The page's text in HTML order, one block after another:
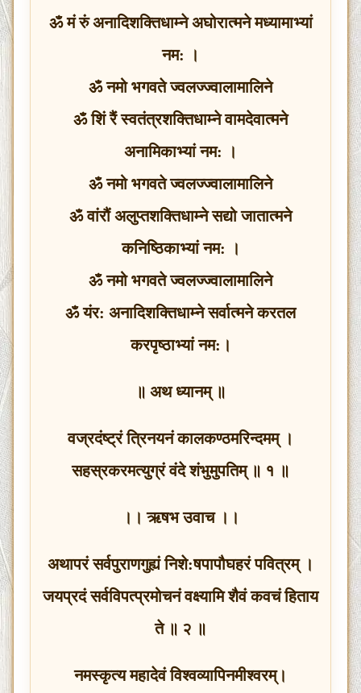
ॐ मं रुं अनादिशक्‍तिधाम्ने अघोरात्मने मध्यामाभ्यां
नम: ।
ॐ नमो भगवते ज्वलज्ज्वालामालिने
ॐ शिं रैं स्वतंत्रशक्तिधाम्ने वामदेवात्मने
अनामिकाभ्यां नम: ।
ॐ नमो भगवते ज्वलज्ज्वालामालिने
ॐ वांरौं अलुप्तशक्तिधाम्ने सद्यो जातात्मने
कनिष्ठिकाभ्यां नम: ।
ॐ नमो भगवते ज्वलज्ज्वालामालिने
ॐ यंर: अनादिशक्तिधाम्ने सर्वात्मने करतल
करपृष्ठाभ्यां नम:।
॥ अथ ध्यानम् ॥
वज्रदंष्ट्रं त्रिनयनं कालकण्ठमरिन्दमम् ।
सहस्रकरमत्युग्रं वंदे शंभुमुपतिम् ॥ १ ॥
।। ऋषभ उवाच ।।
अथापरं सर्वपुराणगुह्यं निशे:षपापौघहरं पवित्रम् ।
जयप्रदं सर्वविपत्प्रमोचनं वक्ष्यामि शैवं कवचं हिताय
ते ॥ २ ॥
नमस्कृत्य महादेवं विश्‍वव्यापिनमीश्‍वरम्।